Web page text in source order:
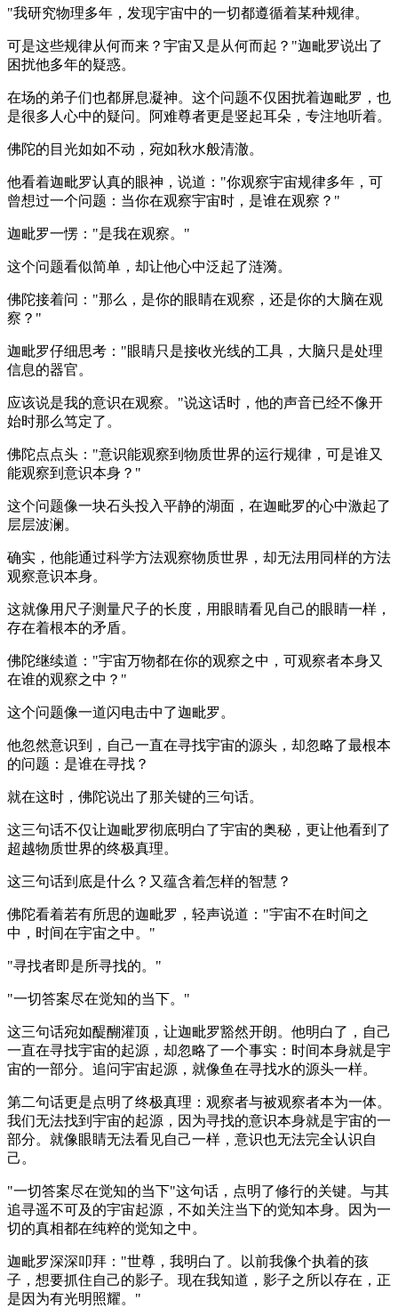
"我研究物理多年，发现宇宙中的一切都遵循着某种规律。
可是这些规律从何而来？宇宙又是从何而起？"迦毗罗说出了
困扰他多年的疑惑。
在场的弟子们也都屏息凝神。这个问题不仅困扰着迦毗罗，也
是很多人心中的疑问。阿难尊者更是竖起耳朵，专注地听着。
佛陀的目光如如不动，宛如秋水般清澈。
他看着迦毗罗认真的眼神，说道："你观察宇宙规律多年，可
曾想过一个问题：当你在观察宇宙时，是谁在观察？"
迦毗罗一愣："是我在观察。"
这个问题看似简单，却让他心中泛起了涟漪。
佛陀接着问："那么，是你的眼睛在观察，还是你的大脑在观
察？"
迦毗罗仔细思考："眼睛只是接收光线的工具，大脑只是处理
信息的器官。
应该说是我的意识在观察。"说这话时，他的声音已经不像开
始时那么笃定了。
佛陀点点头："意识能观察到物质世界的运行规律，可是谁又
能观察到意识本身？"
这个问题像一块石头投入平静的湖面，在迦毗罗的心中激起了
层层波澜。
确实，他能通过科学方法观察物质世界，却无法用同样的方法
观察意识本身。
这就像用尺子测量尺子的长度，用眼睛看见自己的眼睛一样，
存在着根本的矛盾。
佛陀继续道："宇宙万物都在你的观察之中，可观察者本身又
在谁的观察之中？"
这个问题像一道闪电击中了迦毗罗。
他忽然意识到，自己一直在寻找宇宙的源头，却忽略了最根本
的问题：是谁在寻找？
就在这时，佛陀说出了那关键的三句话。
这三句话不仅让迦毗罗彻底明白了宇宙的奥秘，更让他看到了
超越物质世界的终极真理。
这三句话到底是什么？又蕴含着怎样的智慧？
佛陀看着若有所思的迦毗罗，轻声说道："宇宙不在时间之
中，时间在宇宙之中。"
"寻找者即是所寻找的。"
"一切答案尽在觉知的当下。"
这三句话宛如醍醐灌顶，让迦毗罗豁然开朗。他明白了，自己
一直在寻找宇宙的起源，却忽略了一个事实：时间本身就是宇
宙的一部分。追问宇宙起源，就像鱼在寻找水的源头一样。
第二句话更是点明了终极真理：观察者与被观察者本为一体。
我们无法找到宇宙的起源，因为寻找的意识本身就是宇宙的一
部分。就像眼睛无法看见自己一样，意识也无法完全认识自
己。
"一切答案尽在觉知的当下"这句话，点明了修行的关键。与其
追寻遥不可及的宇宙起源，不如关注当下的觉知本身。因为一
切的真相都在纯粹的觉知之中。
迦毗罗深深叩拜："世尊，我明白了。以前我像个执着的孩
子，想要抓住自己的影子。现在我知道，影子之所以存在，正
是因为有光明照耀。"